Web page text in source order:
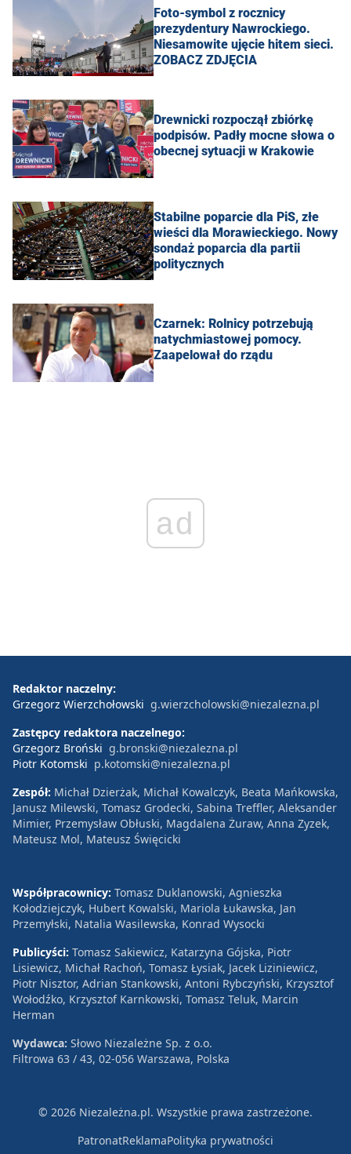
Foto-symbol z rocznicy
prezydentury Nawrockiego.
Niesamowite ujęcie hitem sieci.
ZOBACZ ZDJĘCIA
Drewnicki rozpoczął zbiórkę
podpisów. Padły mocne słowa o
obecnej sytuacji w Krakowie
Stabilne poparcie dla PiS, złe
wieści dla Morawieckiego. Nowy
sondaż poparcia dla partii
politycznych
Czarnek: Rolnicy potrzebują
natychmiastowej pomocy.
Zaapelował do rządu
ad
Redaktor naczelny:
Grzegorz Wierzchołowski g.wierzcholowski@niezalezna.pl
Zastępcy redaktora naczelnego:
Grzegorz Broński g.bronski@niezalezna.pl
Piotr Kotomski p.kotomski@niezalezna.pl
Zespół: Michał Dzierżak, Michał Kowalczyk, Beata Mańkowska,
Janusz Milewski, Tomasz Grodecki, Sabina Treffler, Aleksander
Mimier, Przemysław Obłuski, Magdalena Żuraw, Anna Zyzek,
Mateusz Mol, Mateusz Święcicki
Współpracownicy: Tomasz Duklanowski, Agnieszka
Kołodziejczyk, Hubert Kowalski, Mariola Łukawska, Jan
Przemyłski, Natalia Wasilewska, Konrad Wysocki
Publicyści: Tomasz Sakiewicz, Katarzyna Gójska, Piotr
Lisiewicz, Michał Rachoń, Tomasz Łysiak, Jacek Liziniewicz,
Piotr Nisztor, Adrian Stankowski, Antoni Rybczyński, Krzysztof
Wołodźko, Krzysztof Karnkowski, Tomasz Teluk, Marcin
Herman
Wydawca: Słowo Niezależne Sp. z o.o.
Filtrowa 63 / 43, 02-056 Warszawa, Polska
© 2026 Niezależna.pl. Wszystkie prawa zastrzeżone.
PatronatReklamaPolityka prywatności